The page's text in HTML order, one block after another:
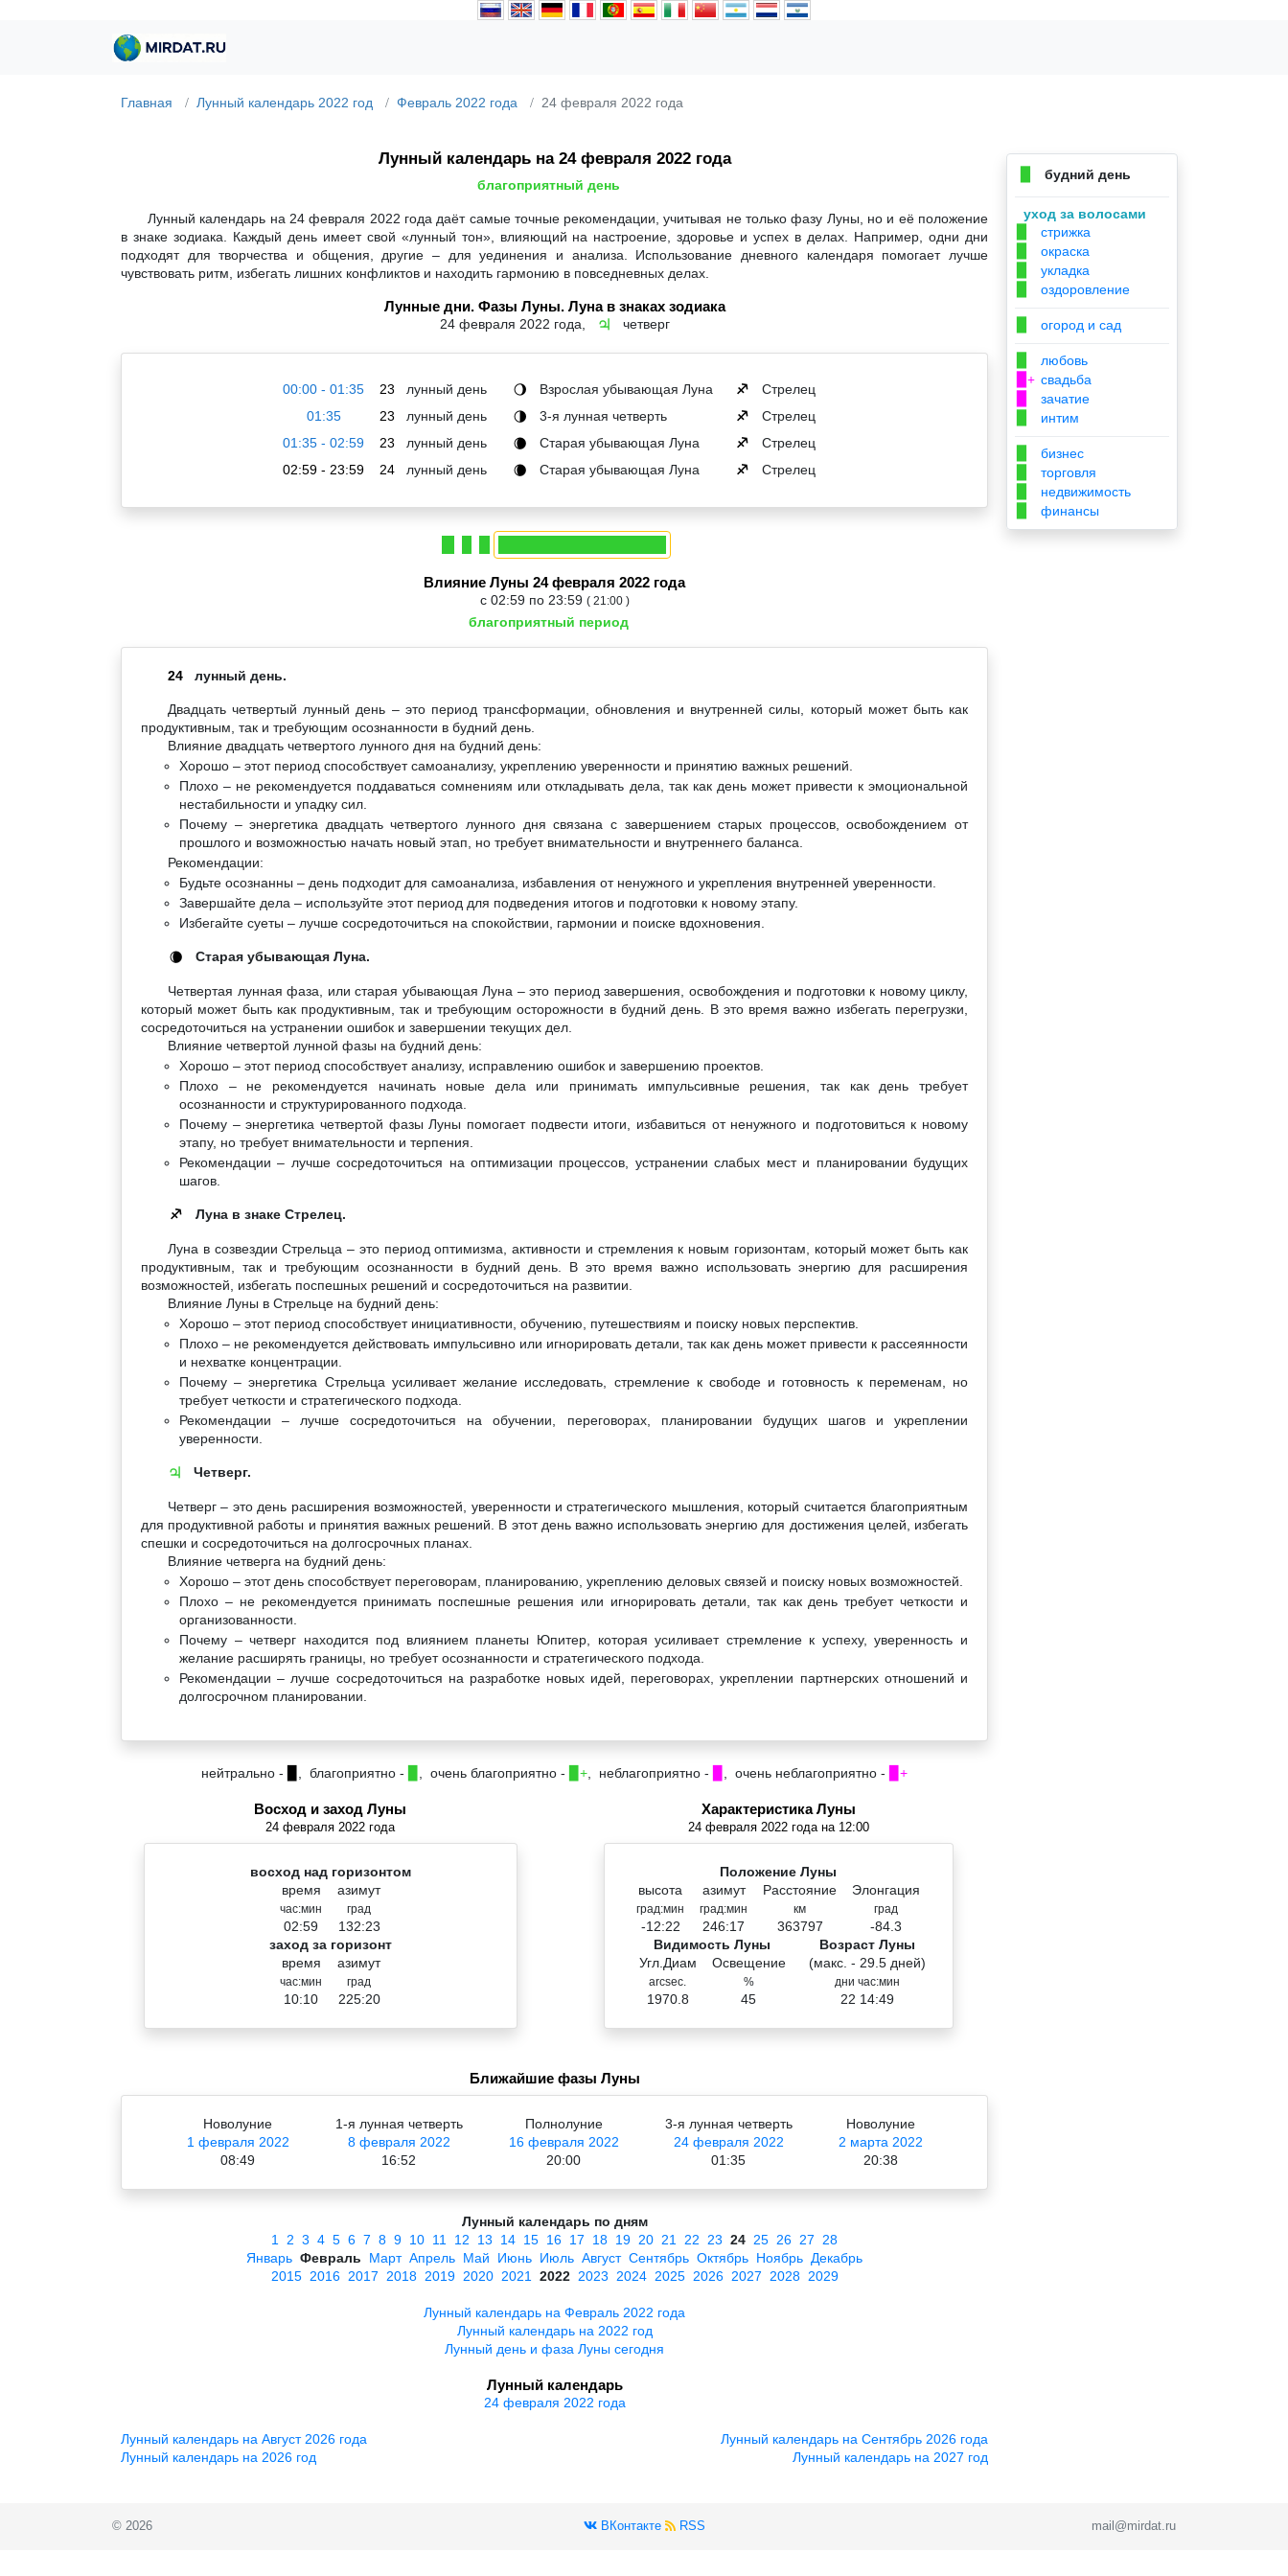
Главная Лунный календарь 2022 год Февраль 2022 года 24 февраля 2022 года
Лунный календарь на 24 февраля 2022 года
благоприятный день
Лунный календарь на 24 февраля 2022 года даёт самые точные рекомендации, учитывая не только фазу Луны, но и её положение
в знаке зодиака. Каждый день имеет свой «лунный тон», влияющий на настроение, здоровье и успех в делах. Например, одни дни
подходят для творчества и общения, другие – для уединения и анализа. Использование дневного календаря помогает лучше
чувствовать ритм, избегать лишних конфликтов и находить гармонию в повседневных делах.
Лунные дни. Фазы Луны. Луна в знаках зодиака
24 февраля 2022 года, ♃ четверг
00:00 - 01:35 23 лунный день 🌖 Взрослая убывающая Луна ♐
Стрелец
01:35
23 лунный день 🌗 3-я лунная четверть ♐
Стрелец
01:35 - 02:59
23 лунный день 🌘 Старая убывающая Луна ♐
Стрелец
02:59 - 23:59
24 лунный день 🌘 Старая убывающая Луна ♐ Стрелец
Влияние Луны 24 февраля 2022 года
с 02:59 по 23:59 ( 21:00 )
благоприятный период
24 лунный день.
Двадцать четвертый лунный день – это период трансформации, обновления и внутренней силы, который может быть как
продуктивным, так и требующим осознанности в будний день.
Влияние двадцать четвертого лунного дня на будний день:
Хорошо – этот период способствует самоанализу, укреплению уверенности и принятию важных решений.
Плохо – не рекомендуется поддаваться сомнениям или откладывать дела, так как день может привести к эмоциональной
нестабильности и упадку сил.
Почему – энергетика двадцать четвертого лунного дня связана с завершением старых процессов, освобождением от
прошлого и возможностью начать новый этап, но требует внимательности и внутреннего баланса.
Рекомендации:
Будьте осознанны – день подходит для самоанализа, избавления от ненужного и укрепления внутренней уверенности.
Завершайте дела – используйте этот период для подведения итогов и подготовки к новому этапу.
Избегайте суеты – лучше сосредоточиться на спокойствии, гармонии и поиске вдохновения.
🌘 Старая убывающая Луна.
Четвертая лунная фаза, или старая убывающая Луна – это период завершения, освобождения и подготовки к новому циклу,
который может быть как продуктивным, так и требующим осторожности в будний день. В это время важно избегать перегрузки,
сосредоточиться на устранении ошибок и завершении текущих дел.
Влияние четвертой лунной фазы на будний день:
Хорошо – этот период способствует анализу, исправлению ошибок и завершению проектов.
Плохо – не рекомендуется начинать новые дела или принимать импульсивные решения, так как день требует
осознанности и структурированного подхода.
Почему – энергетика четвертой фазы Луны помогает подвести итоги, избавиться от ненужного и подготовиться к новому
этапу, но требует внимательности и терпения.
Рекомендации – лучше сосредоточиться на оптимизации процессов, устранении слабых мест и планировании будущих
шагов.
♐ Луна в знаке Стрелец.
Луна в созвездии Стрельца – это период оптимизма, активности и стремления к новым горизонтам, который может быть как
продуктивным, так и требующим осознанности в будний день. В это время важно использовать энергию для расширения
возможностей, избегать поспешных решений и сосредоточиться на развитии.
Влияние Луны в Стрельце на будний день:
Хорошо – этот период способствует инициативности, обучению, путешествиям и поиску новых перспектив.
Плохо – не рекомендуется действовать импульсивно или игнорировать детали, так как день может привести к рассеянности
и нехватке концентрации.
Почему – энергетика Стрельца усиливает желание исследовать, стремление к свободе и готовность к переменам, но
требует четкости и стратегического подхода.
Рекомендации – лучше сосредоточиться на обучении, переговорах, планировании будущих шагов и укреплении
уверенности.
♃ Четверг.
Четверг – это день расширения возможностей, уверенности и стратегического мышления, который считается благоприятным
для продуктивной работы и принятия важных решений. В этот день важно использовать энергию для достижения целей, избегать
спешки и сосредоточиться на долгосрочных планах.
Влияние четверга на будний день:
Хорошо – этот день способствует переговорам, планированию, укреплению деловых связей и поиску новых возможностей.
Плохо – не рекомендуется принимать поспешные решения или игнорировать детали, так как день требует четкости и
организованности.
Почему – четверг находится под влиянием планеты Юпитер, которая усиливает стремление к успеху, уверенность и
желание расширять границы, но требует осознанности и стратегического подхода.
Рекомендации – лучше сосредоточиться на разработке новых идей, переговорах, укреплении партнерских отношений и
долгосрочном планировании.
нейтрально - , благоприятно - , очень благоприятно - ▉+ , неблагоприятно - , очень неблагоприятно - ▉+
Восход и заход Луны
24 февраля 2022 года
восход над горизонтом
время
час:мин
02:59
азимут
град
132:23
заход за горизонт
время
час:мин
10:10
азимут
град
225:20
Характеристика Луны
24 февраля 2022 года на 12:00
Положение Луны
высота
град:мин
-12:22
азимут
град:мин
246:17
Расстояние
км
363797
Элонгация
град
-84.3
Видимость Луны
Угл.Диам
arcsec.
1970.8
Освещение
%
45
Возраст Луны
(макс. - 29.5 дней)
дни час:мин
22 14:49
Ближайшие фазы Луны
Новолуние
1 февраля 2022
08:49
1-я лунная четверть
8 февраля 2022
16:52
Полнолуние
16 февраля 2022
20:00
3-я лунная четверть
24 февраля 2022
01:35
Новолуние
2 марта 2022
20:38
Лунный календарь по дням
1
2 3 4 5 6 7 8 9 10 11 12 13 14 15 16 17 18 19 20 21 22 23 24 25 26 27
28
Январь Февраль Март Апрель Май Июнь Июль Август Сентябрь Октябрь Ноябрь Декабрь
2015 2016 2017 2018 2019 2020 2021 2022 2023 2024 2025 2026 2027 2028 2029
Лунный календарь на Февраль 2022 года
Лунный календарь на 2022 год
Лунный день и фаза Луны сегодня
Лунный календарь
24 февраля 2022 года
Лунный календарь на Август 2026 года
Лунный календарь на 2026 год
Лунный календарь на Сентябрь 2026 года
Лунный календарь на 2027 год
будний день
уход за волосами
стрижка
окраска
укладка
оздоровление
огород и сад
любовь
▉+ свадьба
зачатие
интим
бизнес
торговля
недвижимость
финансы
© 2026 ВКонтакте RSS mail@mirdat.ru